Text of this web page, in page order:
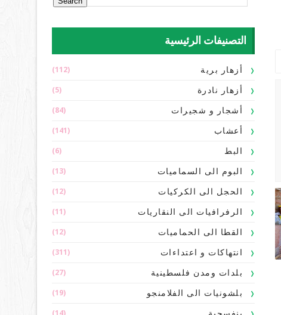
التصنيفات الرئيسية
أزهار برية (112)
أزهار نادرة (5)
أشجار و شجيرات (84)
أعشاب (141)
البط (6)
البوم الى السماميات (13)
الحجل الى الكركيات (12)
الرفرافيات الى النقاريات (11)
القطا الى الحماميات (12)
انتهاكات و اعتداءات (311)
بلدات ومدن فلسطينية (27)
بلشونيات الى الفلامنجو (19)